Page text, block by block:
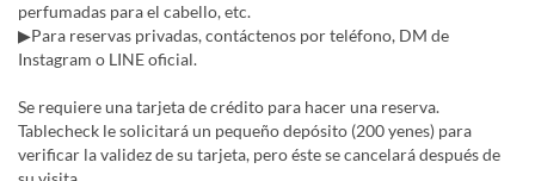
perfumadas para el cabello, etc.
▶Para reservas privadas, contáctenos por teléfono, DM de
Instagram o LINE oficial.
Se requiere una tarjeta de crédito para hacer una reserva.
Tablecheck le solicitará un pequeño depósito (200 yenes) para
verificar la validez de su tarjeta, pero éste se cancelará después de